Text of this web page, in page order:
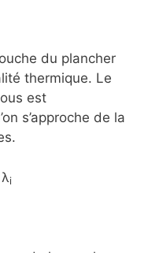
du plancher
thermique. Le
est
s’approche de la
i